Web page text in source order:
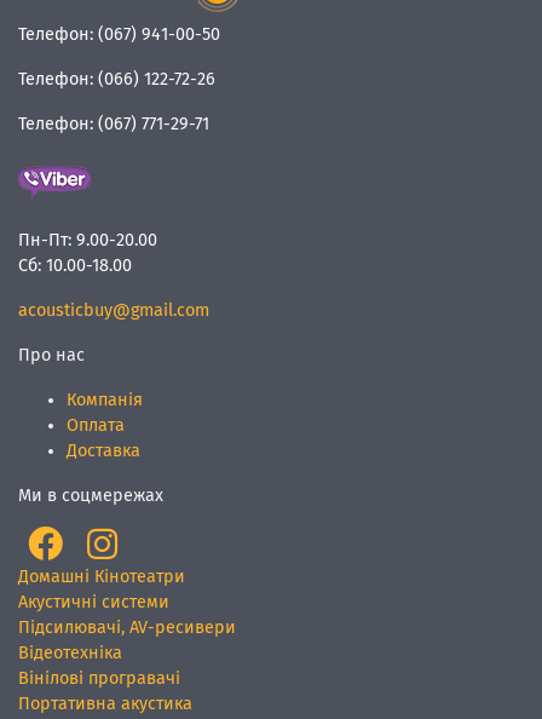
Телефон: (067) 941-00-50
Телефон: (066) 122-72-26
Телефон: (067) 771-29-71
Пн-Пт: 9.00-20.00
Сб: 10.00-18.00
acousticbuy@gmail.com
Про нас
Компанія
Оплата
Доставка
Ми в соцмережах
Домашні Кінотеатри
Акустичні системи
Підсилювачі, AV-ресивери
Відеотехніка
Вінілові програвачі
Портативна акустика